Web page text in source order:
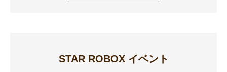
STAR ROBOX イベント